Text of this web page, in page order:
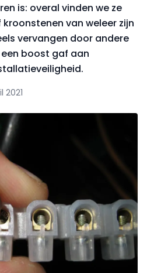
is: overal vinden we ze
kroonstenen van weleer zijn
vervangen door andere
boost gaf aan